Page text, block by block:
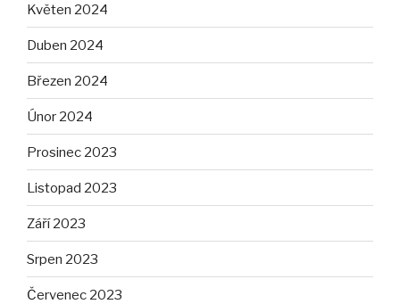
Květen 2024
Duben 2024
Březen 2024
Únor 2024
Prosinec 2023
Listopad 2023
Září 2023
Srpen 2023
Červenec 2023